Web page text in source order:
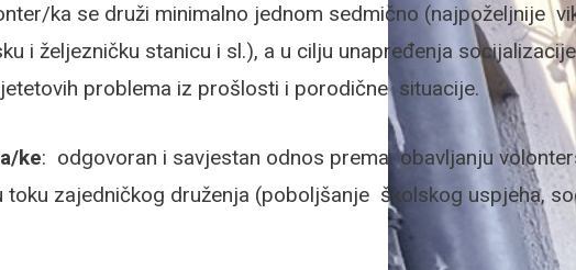
ka se druži minimalno jednom sedmično (najpoželjnije
i željezničku stanicu i sl.), a u cilju unapređenja
problema iz prošlosti i porodične situacije.
ke: odgovoran i savjestan odnos prema obavljanju
toku zajedničkog druženja (poboljšanje školskog uspjeha,